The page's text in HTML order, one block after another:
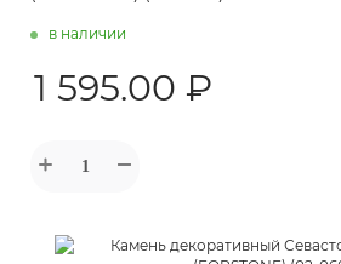
в наличии
1 595.00 ₽